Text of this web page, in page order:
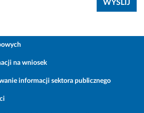
na wniosek
informacji sektora publicznego